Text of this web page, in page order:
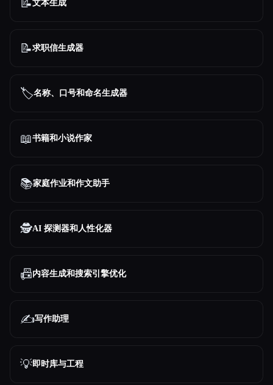
📝文本生成
📝求职信生成器
🏷️名称、口号和命名生成器
📖书籍和小说作家
📚家庭作业和作文助手
🕵️AI 探测器和人性化器
📠内容生成和搜索引擎优化
✍️写作助理
💡即时库与工程